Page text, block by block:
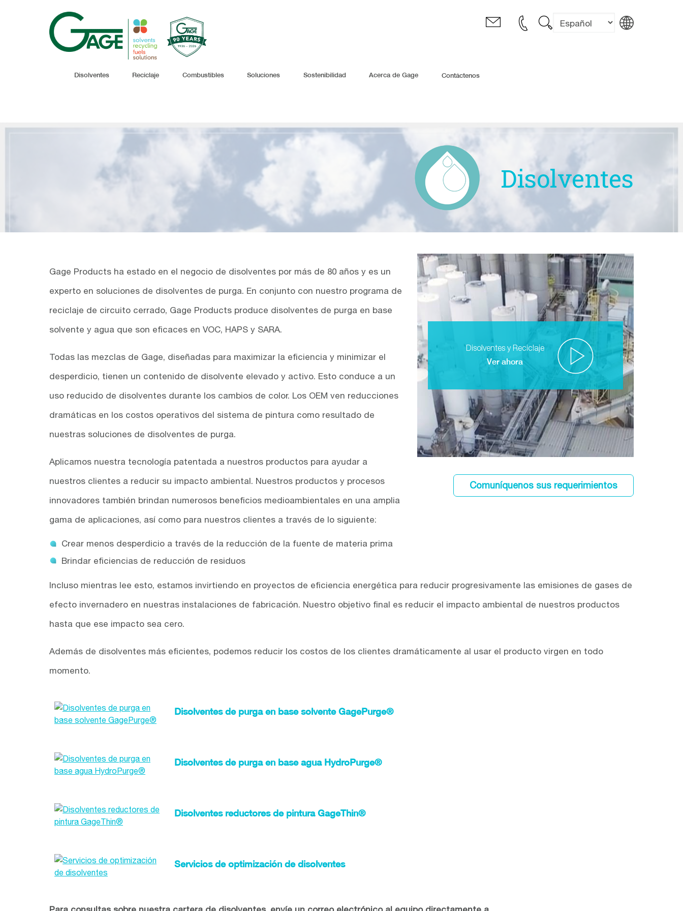
Disolventes Reciclaje Combustibles Soluciones Sostenibilidad Acerca de Gage Contáctenos
Disolventes
Disolventes y Reciclaje
Ver ahora
Comuníquenos sus requerimientos
Gage Products ha estado en el negocio de disolventes por más de 80 años y es un
experto en soluciones de disolventes de purga. En conjunto con nuestro programa de
reciclaje de circuito cerrado, Gage Products produce disolventes de purga en base
solvente y agua que son eficaces en VOC, HAPS y SARA.
Todas las mezclas de Gage, diseñadas para maximizar la eficiencia y minimizar el
desperdicio, tienen un contenido de disolvente elevado y activo. Esto conduce a un
uso reducido de disolventes durante los cambios de color. Los OEM ven reducciones
dramáticas en los costos operativos del sistema de pintura como resultado de
nuestras soluciones de disolventes de purga.
Aplicamos nuestra tecnología patentada a nuestros productos para ayudar a
nuestros clientes a reducir su impacto ambiental. Nuestros productos y procesos
innovadores también brindan numerosos beneficios medioambientales en una amplia
gama de aplicaciones, así como para nuestros clientes a través de lo siguiente:
Crear menos desperdicio a través de la reducción de la fuente de materia prima
Brindar eficiencias de reducción de residuos
Incluso mientras lee esto, estamos invirtiendo en proyectos de eficiencia energética para reducir progresivamente las emisiones de gases de
efecto invernadero en nuestras instalaciones de fabricación. Nuestro objetivo final es reducir el impacto ambiental de nuestros productos
hasta que ese impacto sea cero.
Además de disolventes más eficientes, podemos reducir los costos de los clientes dramáticamente al usar el producto virgen en todo
momento.
Disolventes de purga en base solvente GagePurge®
Disolventes de purga en base agua HydroPurge®
Disolventes reductores de pintura GageThin®
Servicios de optimización de disolventes